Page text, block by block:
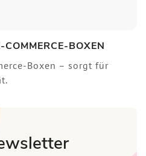
BOXEN
Boxen – sorgt für